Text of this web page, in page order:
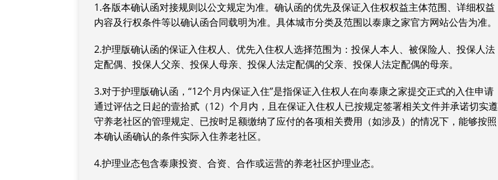
1.各版本确认函对接规则以公文规定为准。确认函的优先及保证入住权权益主体范围、详细权益
内容及行权条件等以确认函合同载明为准。具体城市分类及范围以泰康之家官方网站公告为准。
2.护理版确认函的保证入住权人、优先入住权人选择范围为：投保人本人、被保险人、投保人法
定配偶、投保人父亲、投保人母亲、投保人法定配偶的父亲、投保人法定配偶的母亲。
3.对于护理版确认函，“12个月内保证入住”是指保证入住权人在向泰康之家提交正式的入住申请
通过评估之日起的壹拾贰（12）个月内，且在保证入住权人已按规定签署相关文件并承诺切实遵
守养老社区的管理规定、已按时足额缴纳了应付的各项相关费用（如涉及）的情况下，能够按照
本确认函确认的条件实际入住养老社区。
4.护理业态包含泰康投资、合资、合作或运营的养老社区护理业态。